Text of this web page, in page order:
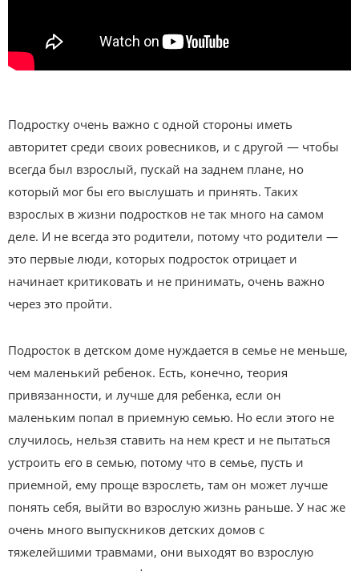
Подростку очень важно с одной стороны иметь
авторитет среди своих ровесников, и с другой — чтобы
всегда был взрослый, пускай на заднем плане, но
который мог бы его выслушать и принять. Таких
взрослых в жизни подростков не так много на самом
деле. И не всегда это родители, потому что родители —
это первые люди, которых подросток отрицает и
начинает критиковать и не принимать, очень важно
через это пройти.
Подросток в детском доме нуждается в семье не меньше,
чем маленький ребенок. Есть, конечно, теория
привязанности, и лучше для ребенка, если он
маленьким попал в приемную семью. Но если этого не
случилось, нельзя ставить на нем крест и не пытаться
устроить его в семью, потому что в семье, пусть и
приемной, ему проще взрослеть, там он может лучше
понять себя, выйти во взрослую жизнь раньше. У нас же
очень много выпускников детских домов с
тяжелейшими травмами, они выходят во взрослую